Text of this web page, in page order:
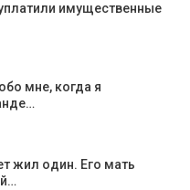
имущественные
мне, когда я
жил один. Его мать